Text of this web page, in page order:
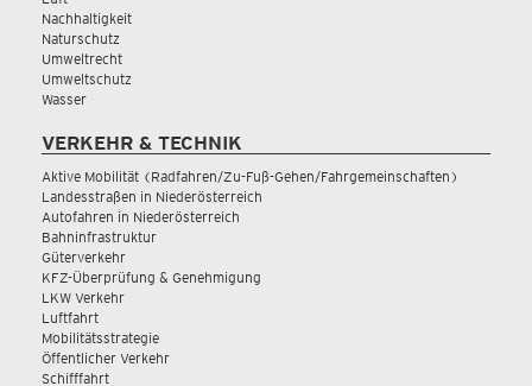
Nachhaltigkeit
Naturschutz
Umweltrecht
Umweltschutz
Wasser
VERKEHR & TECHNIK
Aktive Mobilität (Radfahren/Zu-Fuß-Gehen/Fahrgemeinschaften)
Landesstraßen in Niederösterreich
Autofahren in Niederösterreich
Bahninfrastruktur
Güterverkehr
KFZ-Überprüfung & Genehmigung
LKW Verkehr
Luftfahrt
Mobilitätsstrategie
Öffentlicher Verkehr
Schifffahrt